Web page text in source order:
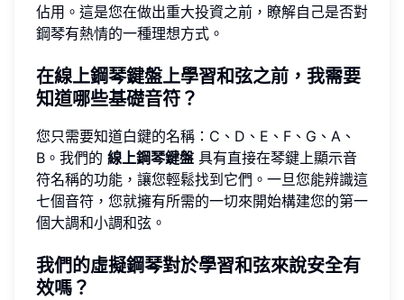
佔用。這是您在做出重大投資之前，瞭解自己是否對
鋼琴有熱情的一種理想方式。
在線上鋼琴鍵盤上學習和弦之前，我需要
知道哪些基礎音符？
您只需要知道白鍵的名稱：C、D、E、F、G、A、
B。我們的 線上鋼琴鍵盤 具有直接在琴鍵上顯示音
符名稱的功能，讓您輕鬆找到它們。一旦您能辨識這
七個音符，您就擁有所需的一切來開始構建您的第一
個大調和小調和弦。
我們的虛擬鋼琴對於學習和弦來說安全有
效嗎？